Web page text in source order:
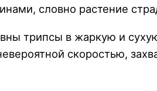
словно растение
трипсы в жаркую и
скоростью,